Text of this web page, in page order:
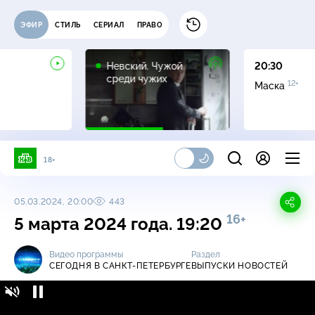
ЭФИР СТИЛЬ СЕРИАЛ ПРАВО
Невский. Чужой
среди чужих
16+
20:30
Маска 12+
18+
05.03.2024, 20:00 443
5 марта 2024 года. 19:20 16+
Видео программы
СЕГОДНЯ В САНКТ-ПЕТЕРБУРГЕ
Раздел
ВЫПУСКИ НОВОСТЕЙ